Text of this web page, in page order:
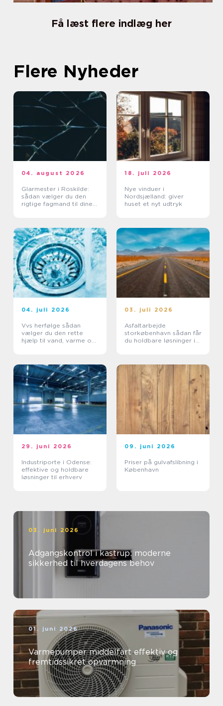
Få læst flere indlæg her
Flere Nyheder
04. august 2026
Glarmester i Roskilde:
sådan vælger du den
rigtige fagmand til dine
18. juli 2026
Nye vinduer i
Nordsjælland: giver
huset et nyt udtryk
04. juli 2026
Vvs herfølge sådan
vælger du den rette
hjælp til vand, varme og
03. juli 2026
Asfaltarbejde
storkøbenhavn sådan får
du holdbare løsninger i
29. juni 2026
Industriporte i Odense:
effektive og holdbare
løsninger til erhverv
09. juni 2026
Priser på gulvafslibning i
København
03. juni 2026
Adgangskontrol i kastrup: moderne
sikkerhed til hverdagens behov
01. juni 2026
Varmepumper middelfart effektiv og
fremtidssikret opvarmning